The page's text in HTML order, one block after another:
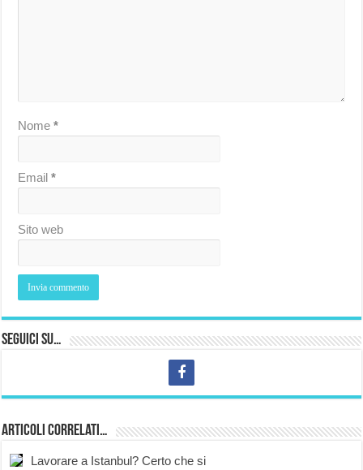
Nome*
Email*
Sito web
Seguici su…
Articoli correlati…
Lavorare a Istanbul? Certo che si